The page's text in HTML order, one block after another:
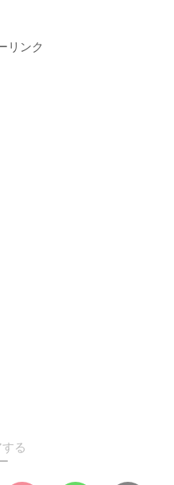
リンク
る